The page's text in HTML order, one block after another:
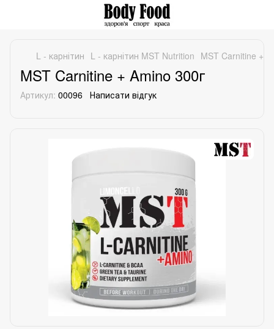
L - карнітин L - карнітин MST Nutrition MST Carnitine +
MST Carnitine + Amino 300г
Артикул: 00096 Написати відгук